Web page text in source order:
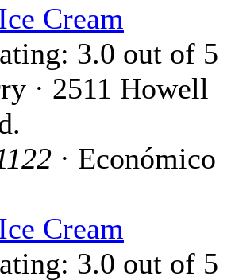
Cream
· 2511 Howell
· Económico
Cream